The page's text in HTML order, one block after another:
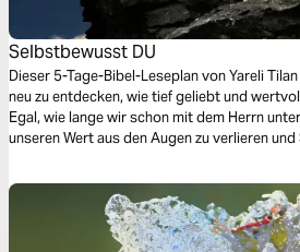
Selbstbewusst DU
Dieser 5-Tage-Bibel-Leseplan von Yareli
neu zu entdecken, wie tief geliebt und
Egal, wie lange wir schon mit dem Herrn
unseren Wert aus den Augen zu verlieren
Wahrheit verändert alles. Während du Zeit
reflektierst und das Gelesene anwendest,
Identität in Christus gestärkt und dein
Geh mit der Gewissheit in jeden Tag, dass